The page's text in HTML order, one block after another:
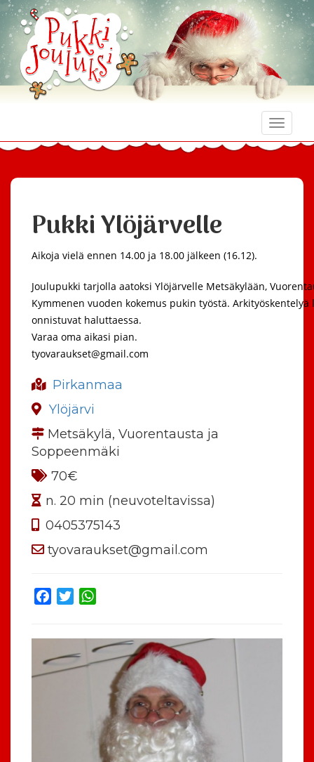
Toggle
Pukki Ylöjärvelle
Aikoja vielä ennen 14.00 ja 18.00 jälkeen (16.12).
Joulupukki tarjolla aatoksi Ylöjärvelle Metsäkylään,
Kymmenen vuoden kokemus pukin työstä.
onnistuvat haluttaessa.
Varaa oma aikasi pian.
tyovaraukset@gmail.com
Pirkanmaa
Ylöjärvi
Metsäkylä, Vuorentausta ja
Soppeenmäki
70€
n. 20 min (neuvoteltavissa)
0405375143
tyovaraukset@gmail.com
Facebook
Twitter